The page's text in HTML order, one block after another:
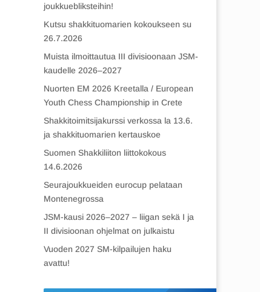
joukkuebliksteihin!
Kutsu shakkituomarien kokoukseen su
26.7.2026
Muista ilmoittautua III divisioonaan JSM-
kaudelle 2026–2027
Nuorten EM 2026 Kreetalla / European
Youth Chess Championship in Crete
Shakkitoimitsijakurssi verkossa la 13.6.
ja shakkituomarien kertauskoe
Suomen Shakkiliiton liittokokous
14.6.2026
Seurajoukkueiden eurocup pelataan
Montenegrossa
JSM-kausi 2026–2027 – liigan sekä I ja
II divisioonan ohjelmat on julkaistu
Vuoden 2027 SM-kilpailujen haku
avattu!